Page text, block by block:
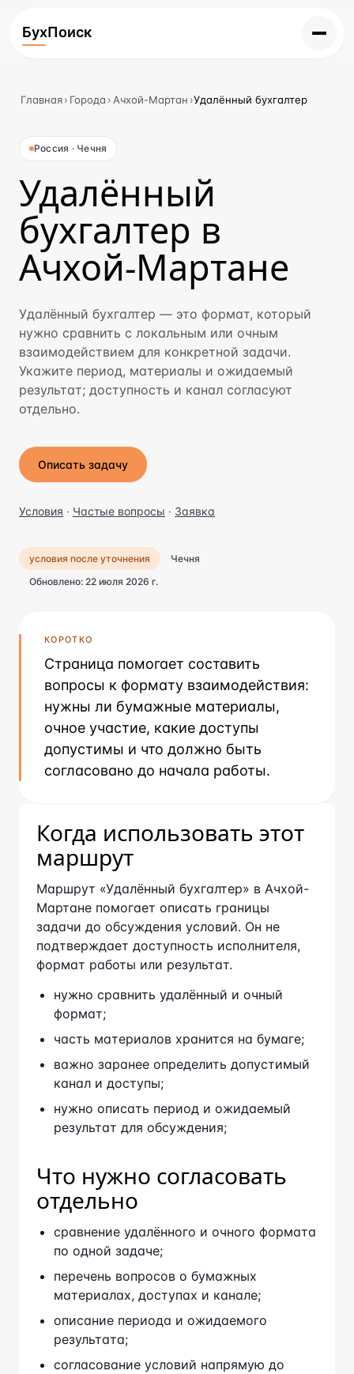
БухПоиск
Главная› Города› Ачхой-Мартан›Удалённый бухгалтер
Россия · Чечня
Удалённый
бухгалтер в
Ачхой-Мартане
Удалённый бухгалтер — это формат, который
нужно сравнить с локальным или очным
взаимодействием для конкретной задачи.
Укажите период, материалы и ожидаемый
результат; доступность и канал согласуют
отдельно.
Описать задачу
Условия · Частые вопросы · Заявка
условия после уточнения
Чечня
Обновлено: 22 июля 2026 г.
КОРОТКО
Страница помогает составить
вопросы к формату взаимодействия:
нужны ли бумажные материалы,
очное участие, какие доступы
допустимы и что должно быть
согласовано до начала работы.
Когда использовать этот
маршрут
Маршрут «Удалённый бухгалтер» в Ачхой-
Мартане помогает описать границы задачи
до обсуждения условий. Он не подтверждает
доступность исполнителя, формат работы
или результат.
нужно сравнить удалённый и очный
формат;
часть материалов хранится на бумаге;
важно заранее определить допустимый
канал и доступы;
нужно описать период и ожидаемый
результат для обсуждения;
Что нужно согласовать
отдельно
сравнение удалённого и очного формата
по одной задаче;
перечень вопросов о бумажных
материалах, доступах и канале;
описание периода и ожидаемого
результата;
согласование условий напрямую до